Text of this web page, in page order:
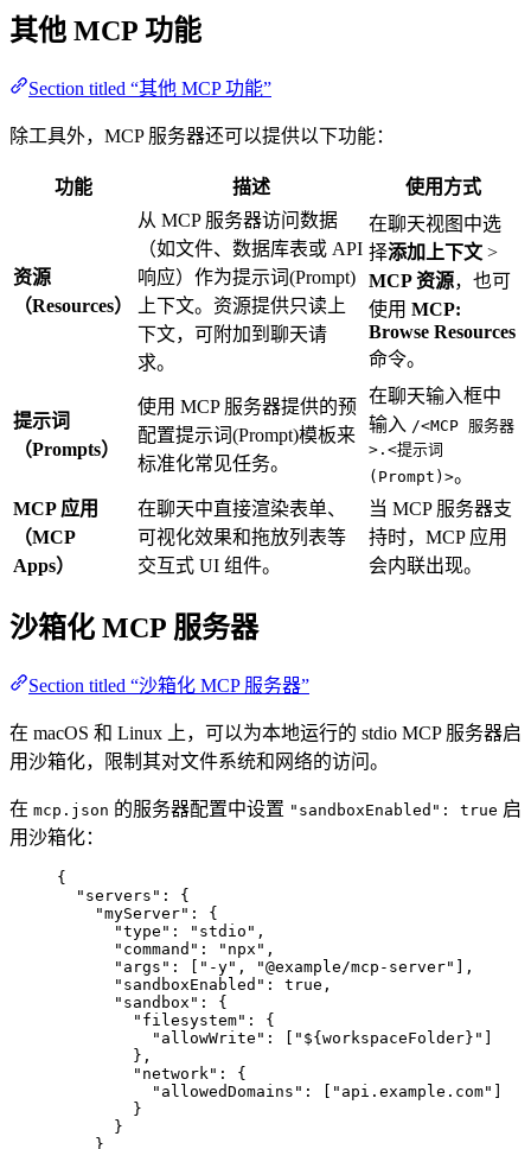
其他 MCP 功能
Section titled “其他 MCP 功能”
除工具外，MCP 服务器还可以提供以下功能：
功能 描述 使用方式
资源
（Resources）
从 MCP 服务器访问数据
（如文件、数据库表或 API
响应）作为提示词(Prompt)
上下文。资源提供只读上
下文，可附加到聊天请
求。
在聊天视图中选
择添加上下文 >
MCP 资源，也可
使用 MCP:
Browse Resources
命令。
提示词
（Prompts）
使用 MCP 服务器提供的预
配置提示词(Prompt)模板来
标准化常见任务。
在聊天输入框中
输入 /<MCP 服务器
>.<提示词
(Prompt)>。
MCP 应用
（MCP
Apps）
在聊天中直接渲染表单、
可视化效果和拖放列表等
交互式 UI 组件。
当 MCP 服务器支
持时，MCP 应用
会内联出现。
沙箱化 MCP 服务器
Section titled “沙箱化 MCP 服务器”
在 macOS 和 Linux 上，可以为本地运行的 stdio MCP 服务器启
用沙箱化，限制其对文件系统和网络的访问。
在 mcp.json 的服务器配置中设置 "sandboxEnabled": true 启
用沙箱化：
{
"servers" : {
"myServer" : {
"type" : " stdio " ,
"command" : " npx " ,
"args" : [ " -y" , "@example/mcp-server"
],
"sandboxEnabled" : true ,
"sandbox" : {
"filesystem" : {
"allowWrite" : [ " ${workspaceFolder} "
},
"network" : {
"allowedDomains" : [ " api.example.com"
}
}
}